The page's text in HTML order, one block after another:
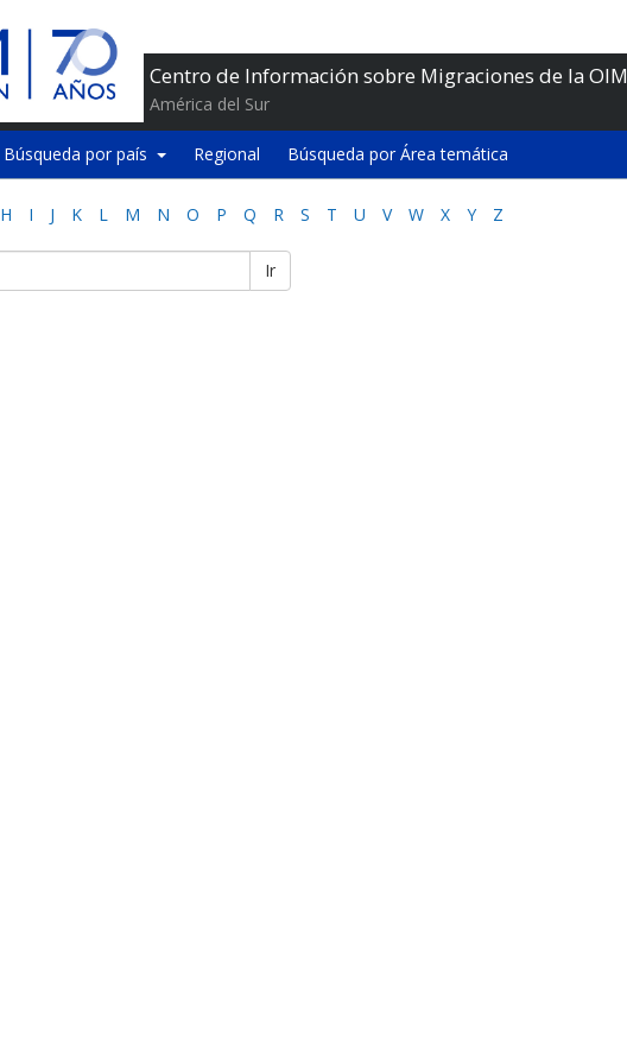
Centro de Información sobre Migraciones de la OIM
América del Sur
Búsqueda por país Regional Búsqueda por Área temática
H I J K L M N O P Q R S T U V W X Y Z
Ir